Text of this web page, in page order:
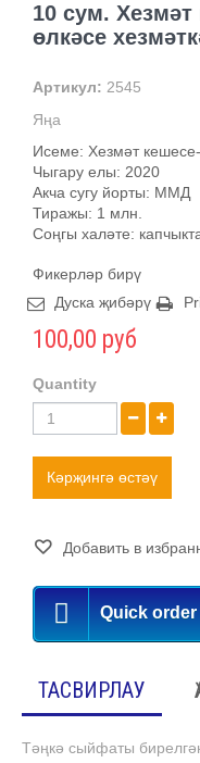
10 сум. Хезмәт
өлкәсе
Артикул: 2545
Яңа
Исеме: Хезмәт
Чыгару елы: 2020
Акча сугу йорты: ММД
Тиражы: 1 млн.
Соңгы халәте:
Фикерләр бирү
Дуска җибәрү
100,00 руб
Quantity
Кәрҗингә өстәү
Добавить в
Quick order
ТАСВИРЛАУ
Тәңкә сыйфаты